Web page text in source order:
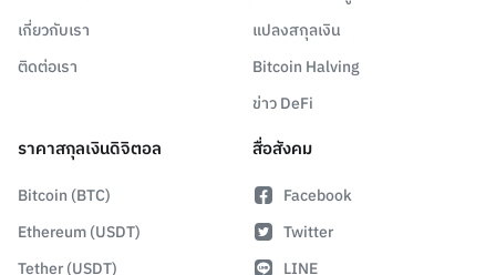
เกี่ยวกับเรา
ติดต่อเรา
แปลงสกุลเงิน
Bitcoin Halving
ข่าว DeFi
ราคาสกุลเงินดิจิตอล
Bitcoin (BTC)
Ethereum (USDT)
Tether (USDT)
สื่อสังคม
Facebook
Twitter
LINE